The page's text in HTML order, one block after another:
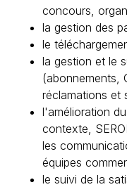
concours,
la gestion des
le
la gestion et le
(abonnements,
réclamations et
l'amélioration
contexte,
les
équipes
le suivi de la